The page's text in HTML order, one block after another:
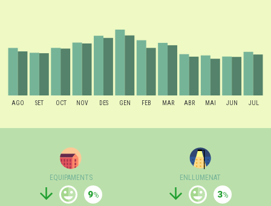
AGO SET OCT NOV DES GEN FEB MAR ABR MAI JUN JUL
EQUIPAMENTS
9
ENLLUMENAT
3